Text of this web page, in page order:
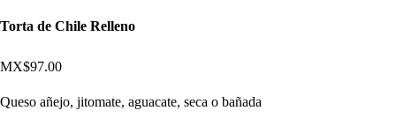
Torta de Chile Relleno
MX$97.00
Queso añejo, jitomate, aguacate, seca o bañada